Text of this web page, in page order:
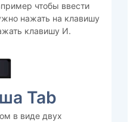
чтобы ввести
нажать на клавишу
клавишу И.
Tab
в виде двух